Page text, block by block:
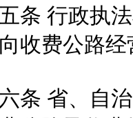
行政执法
收费公路
省、自治